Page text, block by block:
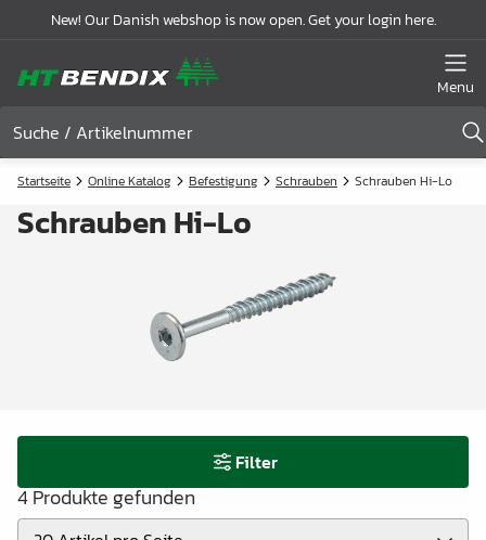
New! Our Danish webshop is now open. Get your login here.
Menu
Startseite Online Katalog Befestigung Schrauben Schrauben Hi-Lo
Schrauben Hi-Lo
Filter
4 Produkte gefunden